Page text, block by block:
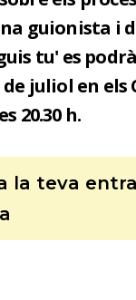
guionista i
tu' es
juliol en els
20.30 h.
la teva